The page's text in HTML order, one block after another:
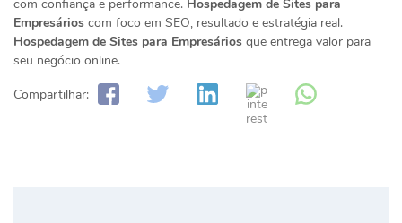
com confiança e performance. Hospedagem de Sites para
Empresários com foco em SEO, resultado e estratégia real.
Hospedagem de Sites para Empresários que entrega valor para
seu negócio online.
Compartilhar: